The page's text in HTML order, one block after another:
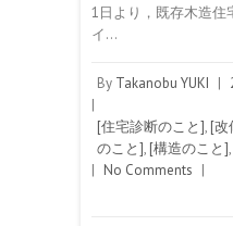
1日より，既存木造住
イ…
By Takanobu YUKI |
|
[住宅診断のこと], [改
のこと], [構造のこと],
| No Comments |